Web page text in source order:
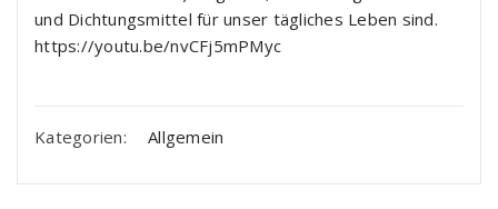
und Dichtungsmittel für unser tägliches Leben sind.
https://youtu.be/nvCFj5mPMyc
Kategorien: Allgemein